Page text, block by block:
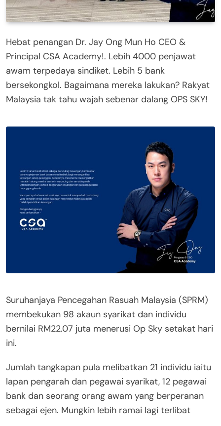
Hebat penangan Dr. Jay Ong Mun Ho CEO &
Principal CSA Academy!. Lebih 4000 penjawat
awam terpedaya sindiket. Lebih 5 bank
bersekongkol. Bagaimana mereka lakukan? Rakyat
Malaysia tak tahu wajah sebenar dalang OPS SKY!
Suruhanjaya Pencegahan Rasuah Malaysia (SPRM)
membekukan 98 akaun syarikat dan individu
bernilai RM22.07 juta menerusi Op Sky setakat hari
ini.
Jumlah tangkapan pula melibatkan 21 individu iaitu
lapan pengarah dan pegawai syarikat, 12 pegawai
bank dan seorang orang awam yang berperanan
sebagai ejen. Mungkin lebih ramai lagi terlibat